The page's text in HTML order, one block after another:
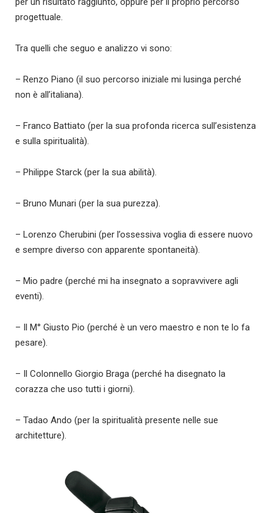
progettuale.
Tra quelli che seguo e analizzo vi sono:
– Renzo Piano (il suo percorso iniziale mi lusinga perché
non è all’italiana).
– Franco Battiato (per la sua profonda ricerca sull’esistenza
e sulla spiritualità).
– Philippe Starck (per la sua abilità).
– Bruno Munari (per la sua purezza).
– Lorenzo Cherubini (per l’ossessiva voglia di essere nuovo
e sempre diverso con apparente spontaneità).
– Mio padre (perché mi ha insegnato a sopravvivere agli
eventi).
– Il M° Giusto Pio (perché è un vero maestro e non te lo fa
pesare).
– Il Colonnello Giorgio Braga (perché ha disegnato la
corazza che uso tutti i giorni).
– Tadao Ando (per la spiritualità presente nelle sue
architetture).